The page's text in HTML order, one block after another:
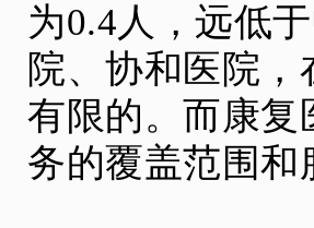
为0.4人，远低
院、协和医院
有限的。而康复
务的覆盖范围和